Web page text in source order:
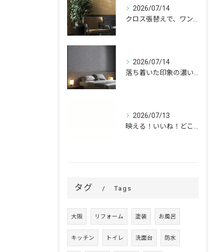
2026/07/14
2026/07/14
2026/07/13
タグ Tags
大阪 リフォーム 塗装 お風呂
キッチン トイレ 洗面台 防水